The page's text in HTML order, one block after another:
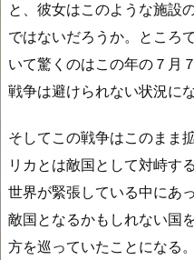
と、彼女はこのような施設
ではないだろうか。ところ
いて驚くのはこの年の７月
戦争は避けられない状況に
そしてこの戦争はこのまま
リカとは敵国として対峙す
世界が緊張している中にあ
敵国となるかもしれない国
方を巡っていたことになる